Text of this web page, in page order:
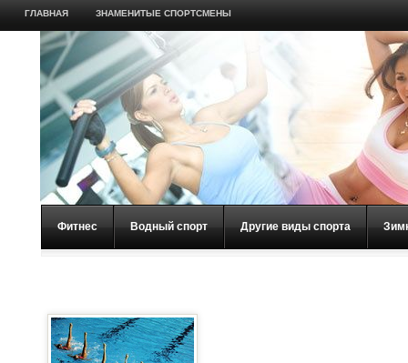
ГЛАВНАЯ ЗНАМЕНИТЫЕ СПОРТСМЕНЫ
Фитнес Водный спорт Другие виды спорта